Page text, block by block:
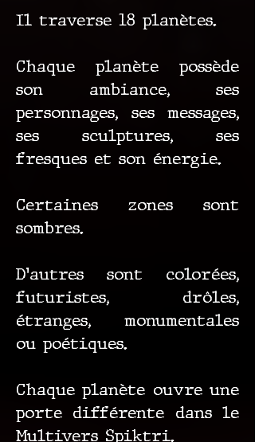
Il traverse 18 planètes.
Chaque planète possède
son ambiance, ses
personnages, ses messages,
ses sculptures, ses
fresques et son énergie.
Certaines zones sont
sombres.
D’autres sont colorées,
futuristes, drôles,
étranges, monumentales
ou poétiques.
Chaque planète ouvre une
porte différente dans le
Multivers Spiktri.